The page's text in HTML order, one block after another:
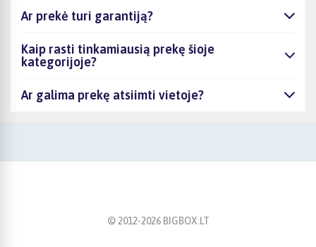
Ar prekė turi garantiją?
Kaip rasti tinkamiausią prekę šioje
kategorijoje?
Ar galima prekę atsiimti vietoje?
© 2012-2026BIGBOX.LT